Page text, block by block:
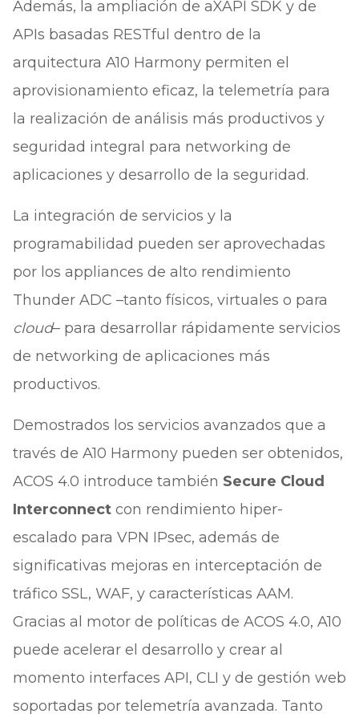
Además, la ampliación de aXAPI SDK y de
APIs basadas RESTful dentro de la
arquitectura A10 Harmony permiten el
aprovisionamiento eficaz, la telemetría para
la realización de análisis más productivos y
seguridad integral para networking de
aplicaciones y desarrollo de la seguridad.
La integración de servicios y la
programabilidad pueden ser aprovechadas
por los appliances de alto rendimiento
Thunder ADC –tanto físicos, virtuales o para
cloud– para desarrollar rápidamente servicios
de networking de aplicaciones más
productivos.
Demostrados los servicios avanzados que a
través de A10 Harmony pueden ser obtenidos,
ACOS 4.0 introduce también Secure Cloud
Interconnectcon rendimiento hiper-
escalado para VPN IPsec, además de
significativas mejoras en interceptación de
tráfico SSL, WAF, y características AAM.
Gracias al motor de políticas de ACOS 4.0, A10
puede acelerar el desarrollo y crear al
momento interfaces API, CLI y de gestión web
soportadas por telemetría avanzada. Tanto